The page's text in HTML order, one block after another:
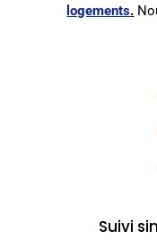
logements.
Suivi